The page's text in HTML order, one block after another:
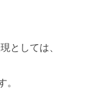
としては、
。